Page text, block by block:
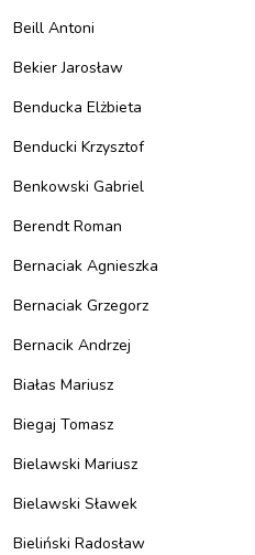
Beill Antoni
Bekier Jarosław
Benducka Elżbieta
Benducki Krzysztof
Benkowski Gabriel
Berendt Roman
Bernaciak Agnieszka
Bernaciak Grzegorz
Bernacik Andrzej
Białas Mariusz
Biegaj Tomasz
Bielawski Mariusz
Bielawski Sławek
Bieliński Radosław